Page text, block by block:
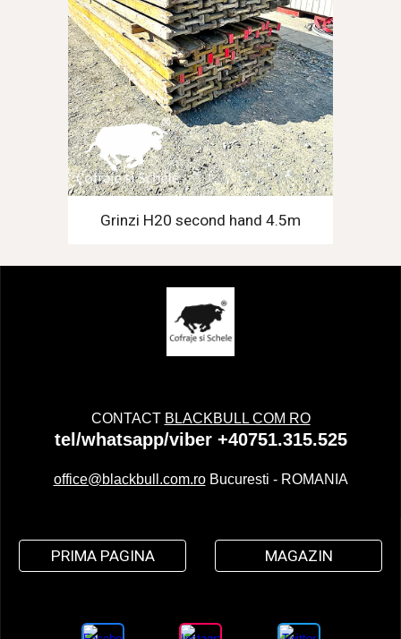
Grinzi H20 second hand 4.5m
CONTACT BLACKBULL COM RO
tel/whatsapp/viber +40751.315.525
office@blackbull.com.roBucuresti - ROMANIA
PRIMA PAGINA MAGAZIN